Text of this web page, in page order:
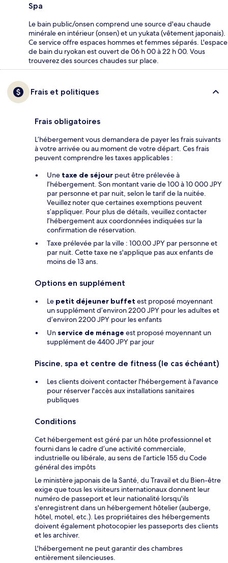
Spa
Le bain public/onsen comprend une source d'eau chaude
minérale en intérieur (onsen) et un yukata (vêtement japonais).
Ce service offre espaces hommes et femmes séparés. L'espace
de bain du ryokan est ouvert de 06 h 00 à 22 h 00. Vous
trouverez des sources chaudes sur place.
Frais et politiques
Frais obligatoires
L’hébergement vous demandera de payer les frais suivants
à votre arrivée ou au moment de votre départ. Ces frais
peuvent comprendre les taxes applicables :
Une taxe de séjour peut être prélevée à
l’hébergement. Son montant varie de 100 à 10 000 JPY
par personne et par nuit, selon le tarif de la nuitée.
Veuillez noter que certaines exemptions peuvent
s’appliquer. Pour plus de détails, veuillez contacter
l’hébergement aux coordonnées indiquées sur la
confirmation de réservation.
Taxe prélevée par la ville : 100.00 JPY par personne et
par nuit. Cette taxe ne s'applique pas aux enfants de
moins de 13 ans.
Options en supplément
Le petit déjeuner buffet est proposé moyennant
un supplément d’environ 2200 JPY pour les adultes et
d’environ 2200 JPY pour les enfants
Un service de ménage est proposé moyennant un
supplément de 4400 JPY par jour
Piscine, spa et centre de fitness (le cas échéant)
Les clients doivent contacter l'hébergement à l'avance
pour réserver l'accès aux installations sanitaires
publiques
Conditions
Cet hébergement est géré par un hôte professionnel et
fourni dans le cadre d’une activité commerciale,
industrielle ou libérale, au sens de l’article 155 du Code
général des impôts
Le ministère japonais de la Santé, du Travail et du Bien-être
exige que tous les visiteurs internationaux donnent leur
numéro de passeport et leur nationalité lorsqu'ils
s'enregistrent dans un hébergement hôtelier (auberge,
hôtel, motel, etc.). Les propriétaires des hébergements
doivent également photocopier les passeports des clients
et les archiver.
L'hébergement ne peut garantir des chambres
entièrement silencieuses.